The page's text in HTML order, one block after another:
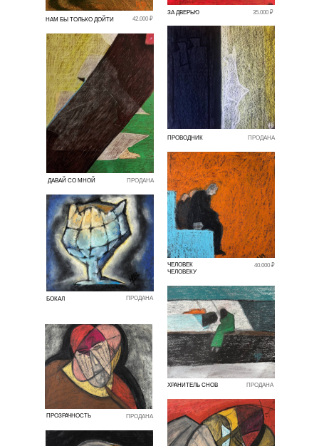
ПРОВОДНИК ПРОДАНА
БОКАЛ
ПРОЗРАЧНОСТЬ
ПРОДАНА
ХРАНИТЕЛЬ СНОВ
ПРОДАНА
ЧЕЛОВЕК
ЧЕЛОВЕКУ
40.000 ₽
ПРОДАНА
ДАВАЙ СО МНОЙ ПРОДАНА
ЗА ДВЕРЬЮ
35.000 ₽
НАМ БЫ ТОЛЬКО ДОЙТИ
42.000 ₽